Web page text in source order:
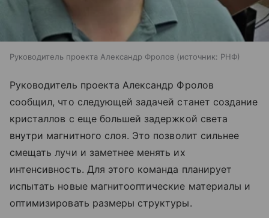
Руководитель проекта Александр Фролов источник: РНФ
Руководитель проекта Александр Фролов
сообщил, что следующей задачей станет создание
кристаллов с еще большей задержкой света
внутри магнитного слоя. Это позволит сильнее
смещать лучи и заметнее менять их
интенсивность. Для этого команда планирует
испытать новые магнитооптические материалы и
оптимизировать размеры структуры.